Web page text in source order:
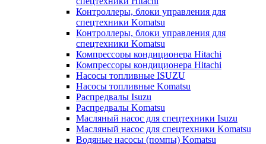
Контроллеры, блоки управления для
спецтехники Komatsu
Контроллеры, блоки управления для
спецтехники Komatsu
Компрессоры кондиционера Hitachi
Компрессоры кондиционера Hitachi
Насосы топливные ISUZU
Насосы топливные Komatsu
Распредвалы Isuzu
Распредвалы Komatsu
Масляный насос для спецтехники Isuzu
Масляный насос для спецтехники Komatsu
Водяные насосы (помпы) Komatsu